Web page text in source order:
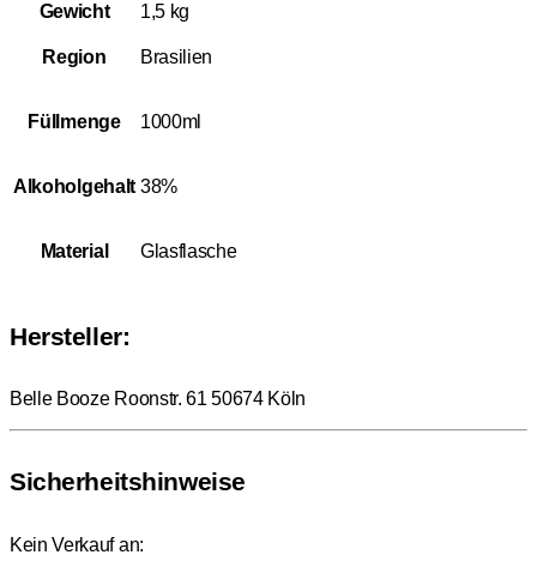
Gewicht 1,5 kg
Region Brasilien
Füllmenge 1000ml
Alkoholgehalt 38%
Material Glasflasche
Hersteller:
Belle Booze Roonstr. 61 50674 Köln
Sicherheitshinweise
Kein Verkauf an: